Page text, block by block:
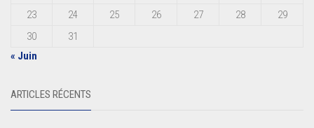
23
24 25 26 27 28
29
30
31
« Juin
ARTICLES RÉCENTS